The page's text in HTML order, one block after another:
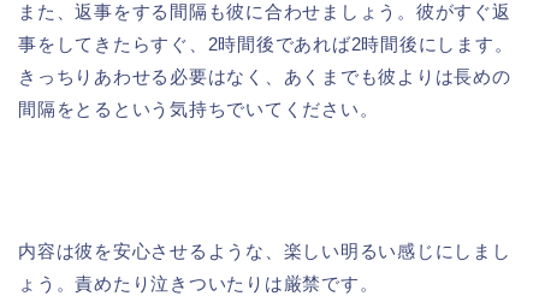
また、返事をする間隔も彼に合わせましょう。彼がすぐ返
事をしてきたらすぐ、2時間後であれば2時間後にします。
きっちりあわせる必要はなく、あくまでも彼よりは長めの
間隔をとるという気持ちでいてください。
内容は彼を安心させるような、楽しい明るい感じにしまし
ょう。責めたり泣きついたりは厳禁です。